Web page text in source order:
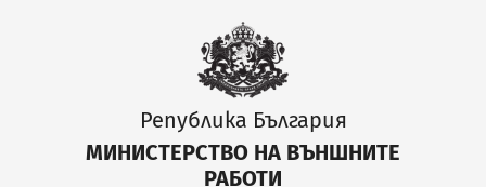
Република България
МИНИСТЕРСТВО НА ВЪНШНИТЕ
РАБОТИ